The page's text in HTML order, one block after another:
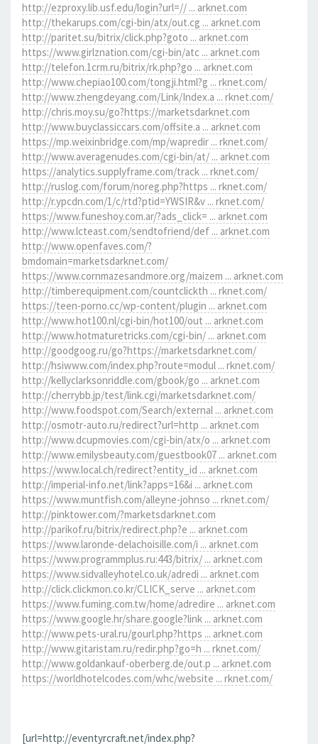
http://ezproxy.lib.usf.edu/login?url=// ... arknet.com
http://thekarups.com/cgi-bin/atx/out.cg ... arknet.com
http://paritet.su/bitrix/click.php?goto ... arknet.com
https://www.girlznation.com/cgi-bin/atc ... arknet.com
http://telefon.1crm.ru/bitrix/rk.php?go ... arknet.com
http://www.chepiao100.com/tongji.html?g ... rknet.com/
http://www.zhengdeyang.com/Link/Index.a ... rknet.com/
http://chris.moy.su/go?https://marketsdarknet.com
http://www.buyclassiccars.com/offsite.a ... arknet.com
https://mp.weixinbridge.com/mp/wapredir ... rknet.com/
http://www.averagenudes.com/cgi-bin/at/ ... arknet.com
https://analytics.supplyframe.com/track ... rknet.com/
http://ruslog.com/forum/noreg.php?https ... rknet.com/
http://r.ypcdn.com/1/c/rtd?ptid=YWSIR&v ... rknet.com/
https://www.funeshoy.com.ar/?ads_click= ... arknet.com
http://www.lcteast.com/sendtofriend/def ... arknet.com
http://www.openfaves.com/?
bmdomain=marketsdarknet.com/
https://www.cornmazesandmore.org/maizem ... arknet.com
http://timberequipment.com/countclickth ... rknet.com/
https://teen-porno.cc/wp-content/plugin ... arknet.com
http://www.hot100.nl/cgi-bin/hot100/out ... arknet.com
http://www.hotmaturetricks.com/cgi-bin/ ... arknet.com
http://goodgoog.ru/go?https://marketsdarknet.com/
http://hsiwww.com/index.php?route=modul ... rknet.com/
http://kellyclarksonriddle.com/gbook/go ... arknet.com
http://cherrybb.jp/test/link.cgi/marketsdarknet.com/
http://www.foodspot.com/Search/external ... arknet.com
http://osmotr-auto.ru/redirect?url=http ... arknet.com
http://www.dcupmovies.com/cgi-bin/atx/o ... arknet.com
http://www.emilysbeauty.com/guestbook07 ... arknet.com
https://www.local.ch/redirect?entity_id ... arknet.com
http://imperial-info.net/link?apps=16&i ... arknet.com
https://www.muntfish.com/alleyne-johnso ... rknet.com/
http://pinktower.com/?marketsdarknet.com
http://parikof.ru/bitrix/redirect.php?e ... arknet.com
https://www.laronde-delachoisille.com/i ... arknet.com
https://www.programmplus.ru:443/bitrix/ ... arknet.com
https://www.sidvalleyhotel.co.uk/adredi ... arknet.com
http://click.clickmon.co.kr/CLICK_serve ... arknet.com
https://www.fuming.com.tw/home/adredire ... arknet.com
https://www.google.hr/share.google?link ... arknet.com
http://www.pets-ural.ru/gourl.php?https ... arknet.com
http://www.gitaristam.ru/redir.php?go=h ... rknet.com/
http://www.goldankauf-oberberg.de/out.p ... arknet.com
https://worldhotelcodes.com/whc/website ... rknet.com/
[url=http://eventyrcraft.net/index.php?